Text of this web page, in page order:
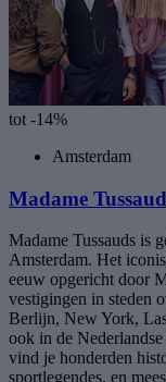
tot -14%
Amsterdam
Madame
Madame Tussauds is
Amsterdam. Het
eeuw opgericht door
vestigingen in steden
Berlijn, New York,
ook in de
vind je honderden
sportlegendes, en